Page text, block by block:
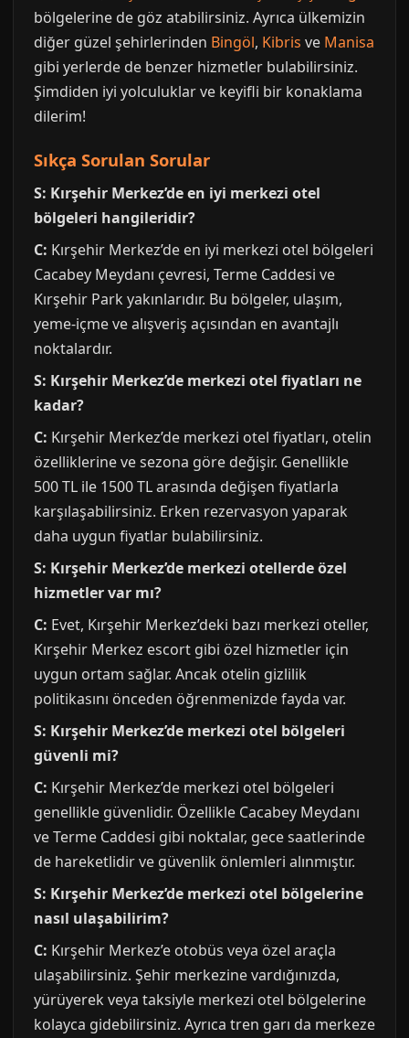
bölgelerine de göz atabilirsiniz. Ayrıca ülkemizin
diğer güzel şehirlerinden Bingöl, Kibris ve Manisa
gibi yerlerde de benzer hizmetler bulabilirsiniz.
Şimdiden iyi yolculuklar ve keyifli bir konaklama
dilerim!
Sıkça Sorulan Sorular
S: Kırşehir Merkez’de en iyi merkezi otel
bölgeleri hangileridir?
C: Kırşehir Merkez’de en iyi merkezi otel bölgeleri
Cacabey Meydanı çevresi, Terme Caddesi ve
Kırşehir Park yakınlarıdır. Bu bölgeler, ulaşım,
yeme-içme ve alışveriş açısından en avantajlı
noktalardır.
S: Kırşehir Merkez’de merkezi otel fiyatları ne
kadar?
C: Kırşehir Merkez’de merkezi otel fiyatları, otelin
özelliklerine ve sezona göre değişir. Genellikle
500 TL ile 1500 TL arasında değişen fiyatlarla
karşılaşabilirsiniz. Erken rezervasyon yaparak
daha uygun fiyatlar bulabilirsiniz.
S: Kırşehir Merkez’de merkezi otellerde özel
hizmetler var mı?
C: Evet, Kırşehir Merkez’deki bazı merkezi oteller,
Kırşehir Merkez escort gibi özel hizmetler için
uygun ortam sağlar. Ancak otelin gizlilik
politikasını önceden öğrenmenizde fayda var.
S: Kırşehir Merkez’de merkezi otel bölgeleri
güvenli mi?
C: Kırşehir Merkez’de merkezi otel bölgeleri
genellikle güvenlidir. Özellikle Cacabey Meydanı
ve Terme Caddesi gibi noktalar, gece saatlerinde
de hareketlidir ve güvenlik önlemleri alınmıştır.
S: Kırşehir Merkez’de merkezi otel bölgelerine
nasıl ulaşabilirim?
C: Kırşehir Merkez’e otobüs veya özel araçla
ulaşabilirsiniz. Şehir merkezine vardığınızda,
yürüyerek veya taksiyle merkezi otel bölgelerine
kolayca gidebilirsiniz. Ayrıca tren garı da merkeze